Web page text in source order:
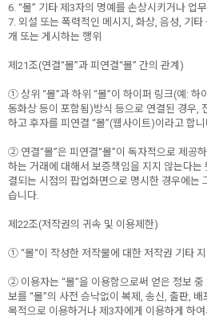
6. “몰” 기타 제3자의 명예를 손상시키거나 업
7. 외설 또는 폭력적인 메시지, 화상, 음성, 기
개 또는 게시하는 행위
제21조(연결“몰”과 피연결“몰” 간의 관계)
① 상위 “몰”과 하위 “몰”이 하이퍼 링크(예: 하
동화상 등이 포함됨)방식 등으로 연결된 경우,
하고 후자를 피연결 “몰”(웹사이트)이라고 합
② 연결“몰”은 피연결“몰”이 독자적으로 제공
하는 거래에 대해서 보증책임을 지지 않는다는
결되는 시점의 팝업화면으로 명시한 경우에는
습니다.
제22조(저작권의 귀속 및 이용제한)
① “몰“이 작성한 저작물에 대한 저작권 기타
② 이용자는 “몰”을 이용함으로써 얻은 정보 중
보를 “몰”의 사전 승낙없이 복제, 송신, 출판,
목적으로 이용하거나 제3자에게 이용하게 하